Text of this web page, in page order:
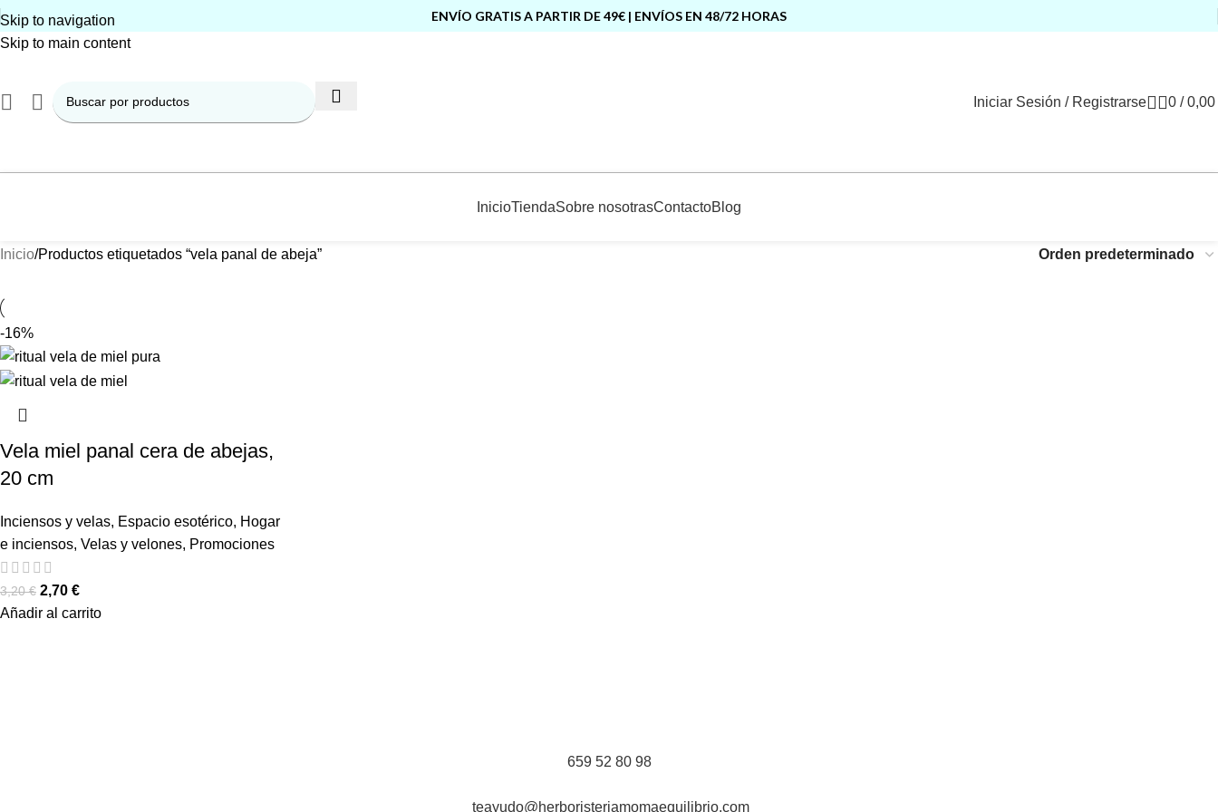
Skip to navigation
Skip to main content
ENVÍO GRATIS A PARTIR DE 49€ | ENVÍOS EN 48/72 HORAS
Iniciar Sesión / Registrarse 0 / 0,00
InicioTiendaSobre nosotrasContactoBlog
Inicio Productos etiquetados “vela panal de abeja”
-16%
Vela miel panal cera de abejas,
20 cm
Inciensos y velas, Espacio esotérico, Hogar
e inciensos, Velas y velones, Promociones
3,20€ 2,70 €
Añadir al carrito
659 52 80 98
teayudo@herboristeriamomaequilibrio.com